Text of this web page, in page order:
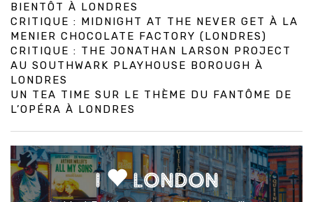
BIENTÔT À LONDRES
CRITIQUE : MIDNIGHT AT THE NEVER GET À LA
MENIER CHOCOLATE FACTORY (LONDRES)
CRITIQUE : THE JONATHAN LARSON PROJECT
AU SOUTHWARK PLAYHOUSE BOROUGH À
LONDRES
UN TEA TIME SUR LE THÈME DU FANTÔME DE
L’OPÉRA À LONDRES
I LONDON